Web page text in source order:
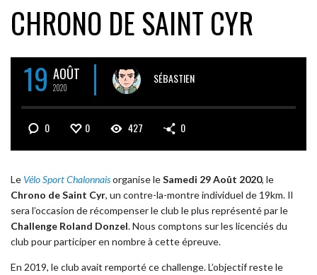
CHRONO DE SAINT CYR
19 AOÛT
2020
SÉBASTIEN
0 0 427 0
Le Vélo Sport Chalonnaisorganise leSamedi 29 Août 2020, le
Chrono de Saint Cyr, un contre-la-montre individuel de 19km. Il
sera l’occasion de récompenser le club le plus représenté par le
Challenge Roland Donzel. Nous comptons sur les licenciés du
club pour participer en nombre à cette épreuve.
En 2019, le club avait remporté ce challenge. L’objectif reste le